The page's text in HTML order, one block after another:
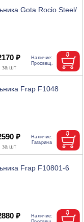
Gota Rocio Steel/
₽
Frap F1048
₽
Frap F10801-6
₽